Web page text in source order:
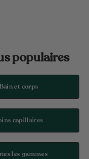
populaires
Bain et corps
capillaires
les gammes